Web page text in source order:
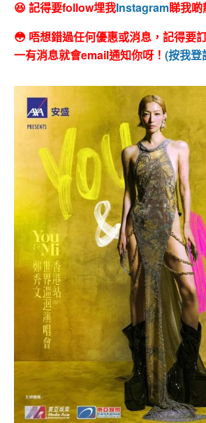
😆 記得要follow埋我Instagram睇我啲
😳 唔想錯過任何優惠或消息，記得要
一有消息就會email通知你呀！ (按我登